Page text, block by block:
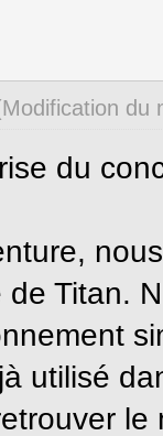
du
du
Titan.
utilisé